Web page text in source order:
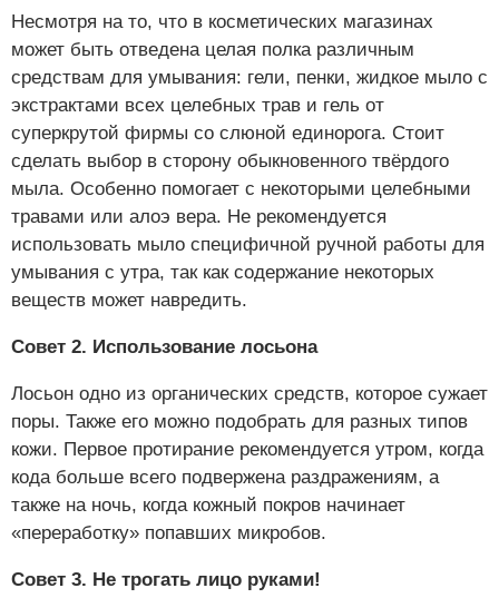
Несмотря на то, что в косметических магазинах
может быть отведена целая полка различным
средствам для умывания: гели, пенки, жидкое мыло с
экстрактами всех целебных трав и гель от
суперкрутой фирмы со слюной единорога. Стоит
сделать выбор в сторону обыкновенного твёрдого
мыла. Особенно помогает с некоторыми целебными
травами или алоэ вера. Не рекомендуется
использовать мыло специфичной ручной работы для
умывания с утра, так как содержание некоторых
веществ может навредить.
Совет 2. Использование лосьона
Лосьон одно из органических средств, которое сужает
поры. Также его можно подобрать для разных типов
кожи. Первое протирание рекомендуется утром, когда
кода больше всего подвержена раздражениям, а
также на ночь, когда кожный покров начинает
«переработку» попавших микробов.
Совет 3. Не трогать лицо руками!